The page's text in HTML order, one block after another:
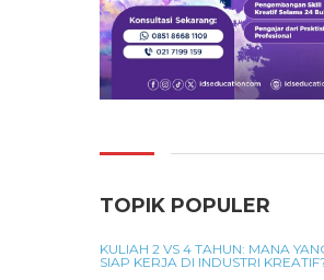
TOPIK POPULER
KULIAH 2 VS 4 TAHUN: MANA
SIAP KERJA DI INDUSTRI